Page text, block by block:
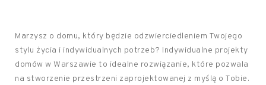
Marzysz o domu, który będzie odzwierciedleniem Twojego
stylu życia i indywidualnych potrzeb? Indywidualne projekty
domów w Warszawie to idealne rozwiązanie, które pozwala
na stworzenie przestrzeni zaprojektowanej z myślą o Tobie.